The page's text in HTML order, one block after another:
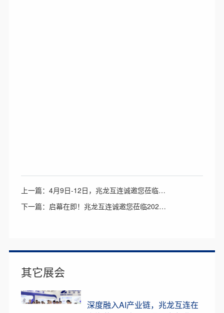
上一篇：4月9日-12日，兆龙互连诚邀您莅临中国国际医疗器械博览会
下一篇：启幕在即！兆龙互连诚邀您莅临2026香港国际电子展，共探通信线缆新机遇
其它展会
深度融入AI产业链，兆龙互连在